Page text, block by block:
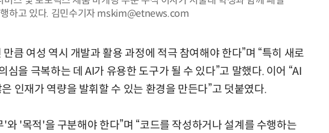
하고 있다. 김민수기자 mskim@etnews.com
큼 여성 역시 개발과 활용 과정에 적극 참여해야 한다”며 “특히 새로
심을 극복하는 데 AI가 유용한 도구가 될 수 있다”고 말했다. 이어 “AI
인재가 역량을 발휘할 수 있는 환경을 만든다”고 덧붙였다.
와 '목적'을 구분해야 한다”며 “코드를 작성하거나 설계를 수행하는